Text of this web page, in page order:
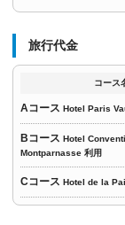
旅行代金
コース
Aコース Hotel Paris
Bコース Hotel
Montparnasse 利用
Cコース Hotel de la